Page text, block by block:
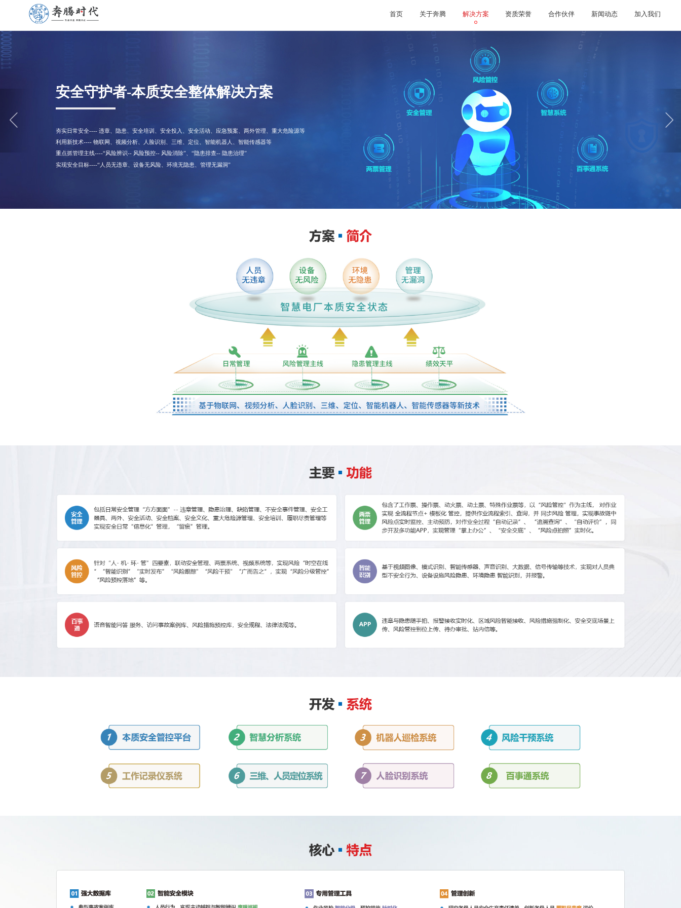
首页 关于奔腾 解决方案 资质荣誉 合作伙伴 新闻动态 加入我们
安全守护者-本质安全整体解决方案
夯实日常安全---- 违章、隐患、安全培训、安全投入、安全活动、应急预案、两外管理、重大危险源等
利用新技术---- 物联网、视频分析、人脸识别、三维、定位、智能机器人、智能传感器等
重点抓管理主线----“风险辨识-- 风险预控-- 风险消除”、“隐患排查-- 隐患治理”
实现安全目标----“人员无违章、设备无风险、环境无隐患、管理无漏洞”